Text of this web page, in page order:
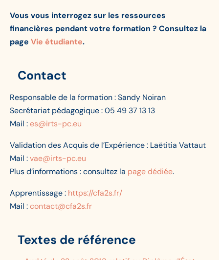
Vous vous interrogez sur les ressources
financières pendant votre formation ? Consultez la
page Vie étudiante.
Contact
Responsable de la formation : Sandy Noiran
Secrétariat pédagogique : 05 49 37 13 13
Mail : es@irts-pc.eu
Validation des Acquis de l’Expérience : Laëtitia Vattaut
Mail :vae@irts-pc.eu
Plus d’informations : consultez la page dédiée.
Apprentissage : https://cfa2s.fr/
Mail : contact@cfa2s.fr
Textes de référence